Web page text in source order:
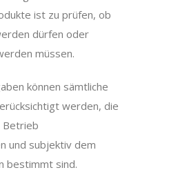
ist zu prüfen, ob
dürfen oder
müssen.
können sämtliche
werden, die
und subjektiv dem
bestimmt sind.